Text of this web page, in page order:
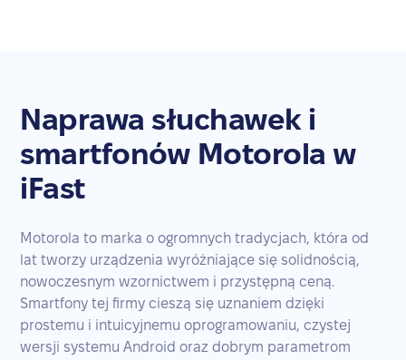
Naprawa słuchawek i
smartfonów Motorola w
iFast
Motorola to marka o ogromnych tradycjach, która od
lat tworzy urządzenia wyróżniające się solidnością,
nowoczesnym wzornictwem i przystępną ceną.
Smartfony tej firmy cieszą się uznaniem dzięki
prostemu i intuicyjnemu oprogramowaniu, czystej
wersji systemu Android oraz dobrym parametrom